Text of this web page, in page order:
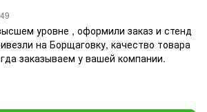
уровне , оформили заказ и стенд
на Борщаговку, качество товара
заказываем у вашей компании.